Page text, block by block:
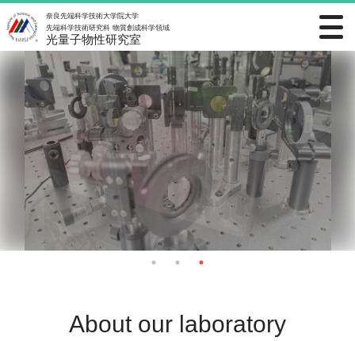
奈良先端科学技術大学院大学
先端科学技術研究科 物質創成科学領域
光量子物性研究室
About our laboratory